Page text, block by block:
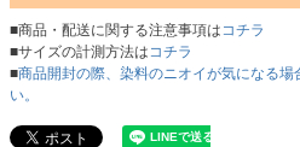
■商品・配送に関する注意事項は コチラ
■サイズの計測方法は コチラ
■商品開封の際、染料のニオイが気になる
い。